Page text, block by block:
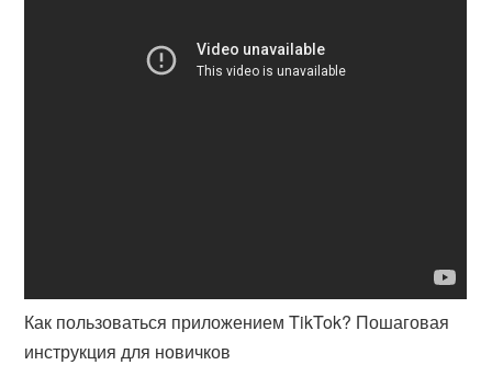
Как пользоваться приложением TikTok? Пошаговая
инструкция для новичков